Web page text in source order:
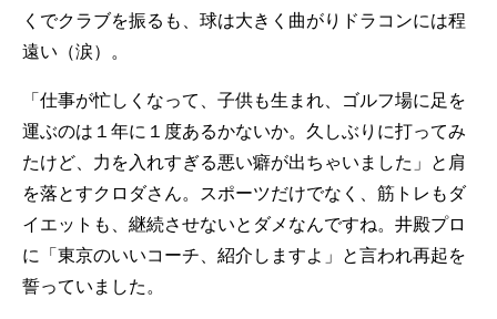
くでクラブを振るも、球は大きく曲がりドラコンには程
遠い（涙）。
「仕事が忙しくなって、子供も生まれ、ゴルフ場に足を
運ぶのは１年に１度あるかないか。久しぶりに打ってみ
たけど、力を入れすぎる悪い癖が出ちゃいました」と肩
を落とすクロダさん。スポーツだけでなく、筋トレもダ
イエットも、継続させないとダメなんですね。井殿プロ
に「東京のいいコーチ、紹介しますよ」と言われ再起を
誓っていました。